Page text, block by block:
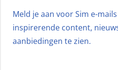
Meld je aan voor Sim e-
inspirerende content,
aanbiedingen te zien.